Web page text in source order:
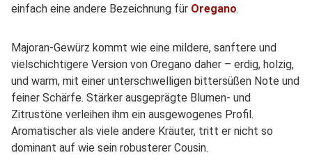
einfach eine andere Bezeichnung für Oregano.
Majoran-Gewürz kommt wie eine mildere, sanftere und
vielschichtigere Version von Oregano daher – erdig, holzig,
und warm, mit einer unterschwelligen bittersüßen Note und
feiner Schärfe. Stärker ausgeprägte Blumen- und
Zitrustöne verleihen ihm ein ausgewogenes Profil.
Aromatischer als viele andere Kräuter, tritt er nicht so
dominant auf wie sein robusterer Cousin.